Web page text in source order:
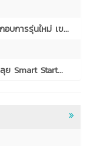
บการรุ่นใหม่ เข...
Smart Start...